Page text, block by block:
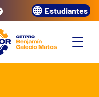
Estudiantes